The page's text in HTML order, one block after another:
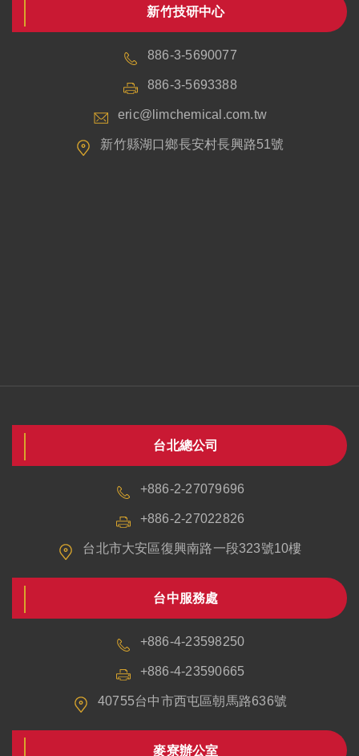
新竹技研中心
886-3-5690077
886-3-5693388
eric@limchemical.com.tw
新竹縣湖口鄉長安村長興路51號
台北總公司
+886-2-27079696
+886-2-27022826
台北市大安區復興南路一段323號10樓
台中服務處
+886-4-23598250
+886-4-23590665
40755台中市西屯區朝馬路636號
麥寮辦公室